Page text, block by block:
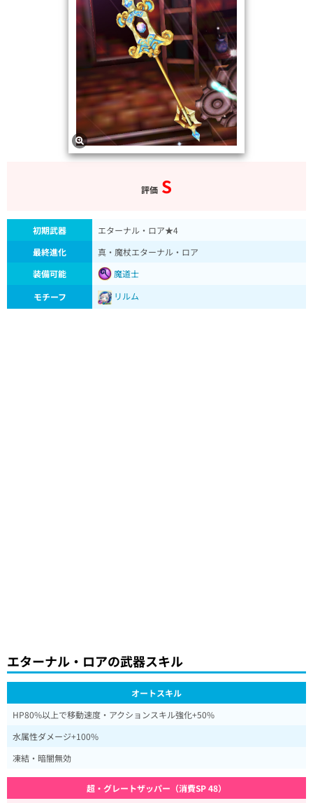
評価 S
初期武器
エターナル・ロア★4
最終進化
真・魔杖エターナル・ロア
装備可能
魔道士
モチーフ
リルム
エターナル・ロアの武器スキル
オートスキル
HP80%以上で移動速度・アクションスキル強化+50%
水属性ダメージ+100%
凍結・暗闇無効
超・グレートザッパー（消費SP 48）